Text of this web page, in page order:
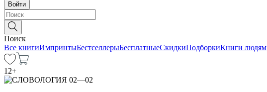
Войти
Поиск
Все книгиИмпринтыБестселлерыБесплатныеСкидкиПодборкиКниги людям
12+